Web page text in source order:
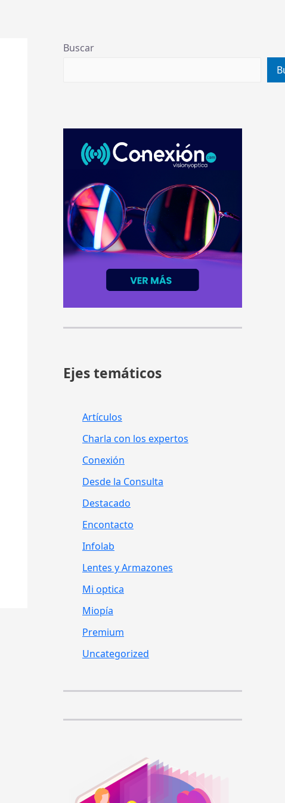
Buscar
Ejes temáticos
Artículos
Charla con los expertos
Conexión
Desde la Consulta
Destacado
Encontacto
Infolab
Lentes y Armazones
Mi optica
Miopía
Premium
Uncategorized